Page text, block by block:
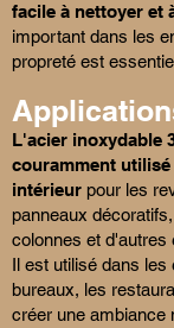
facile à nettoyer et
important dans les
propreté est
L'acier inoxydable
couramment
intérieur pour les
panneaux
colonnes et d'autres
Il est utilisé dans
bureaux, les
créer une ambiance